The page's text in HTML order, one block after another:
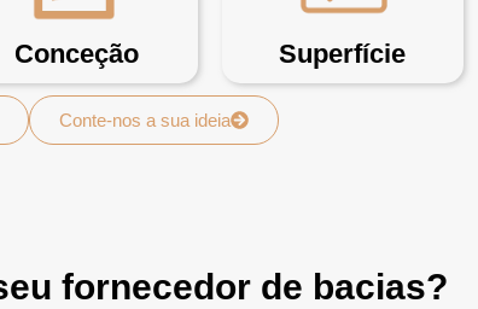
Conceção Superfície
Conte-nos a sua ideia
fornecedor de bacias?